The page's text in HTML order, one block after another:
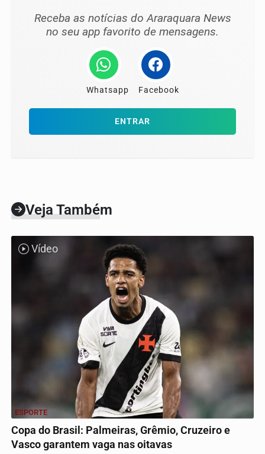
Receba as notícias do Araraquara News
no seu app favorito de mensagens.
Whatsapp Facebook
ENTRAR
Veja Também
Vídeo
ESPORTE
Copa do Brasil: Palmeiras, Grêmio, Cruzeiro e
Vasco garantem vaga nas oitavas